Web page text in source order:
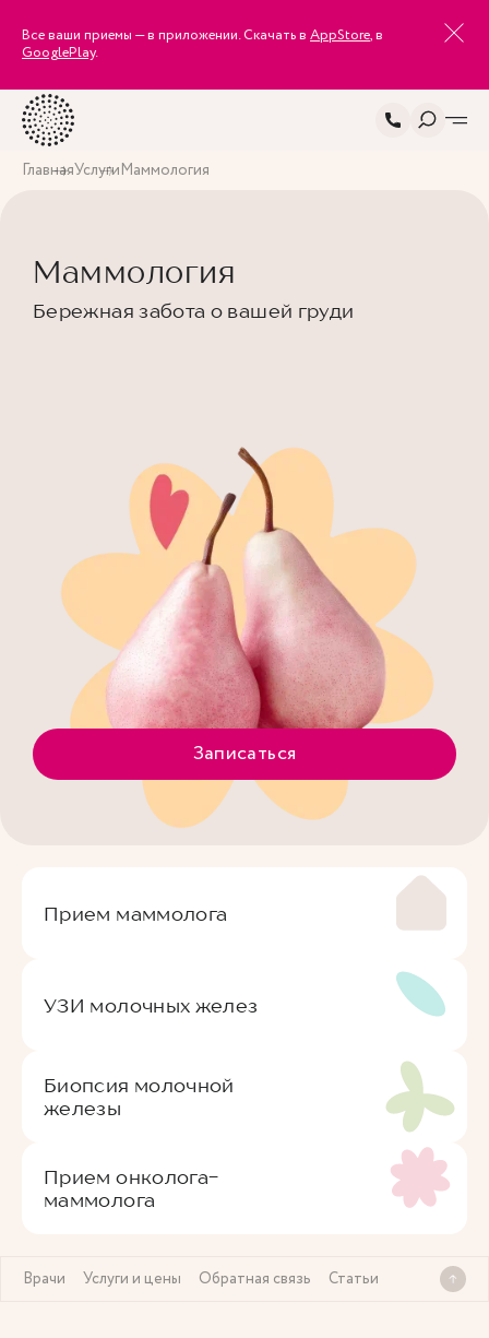
Все ваши приемы — в приложении. Скачать в AppStore, в
GooglePlay.
ГлавнаяУслугиМаммология
Маммология
Бережная забота о вашей груди
Записаться
Прием маммолога
УЗИ молочных желез
Биопсия молочной
железы
Прием онколога-
маммолога
Врачи Услуги и цены Обратная связь Статьи